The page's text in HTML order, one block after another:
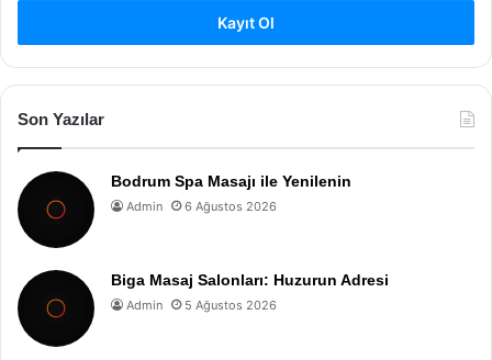
Kayıt Ol
Son Yazılar
Bodrum Spa Masajı ile Yenilenin
Admin 6 Ağustos 2026
Biga Masaj Salonları: Huzurun Adresi
Admin 5 Ağustos 2026